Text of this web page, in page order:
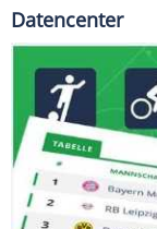
Datencenter